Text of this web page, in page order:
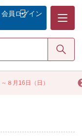
８月16日（日）
会員 ログイン
検索